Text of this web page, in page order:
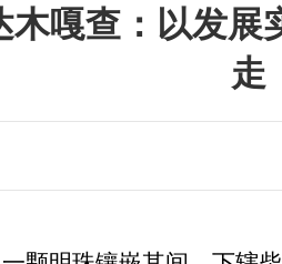
嘎查：以发
走​